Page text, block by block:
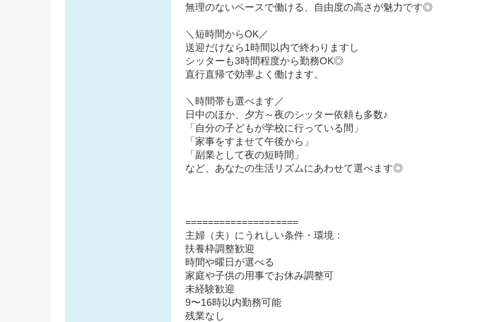
無理のないペースで働ける、自由度の高さが魅力です◎
＼短時間からOK／
送迎だけなら1時間以内で終わりますし
シッターも3時間程度から勤務OK◎
直行直帰で効率よく働けます。
＼時間帯も選べます／
日中のほか、夕方～夜のシッター依頼も多数♪
「自分の子どもが学校に行っている間」
「家事をすませて午後から」
「副業として夜の短時間」
など、あなたの生活リズムにあわせて選べます◎
====================
主婦（夫）にうれしい条件・環境：
扶養枠調整歓迎
時間や曜日が選べる
家庭や子供の用事でお休み調整可
未経験歓迎
9〜16時以内勤務可能
残業なし